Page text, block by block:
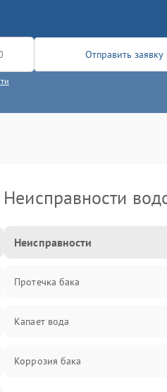
Отправить
Неисправности
Неисправности
Протечка бака
Капает вода
Коррозия бака